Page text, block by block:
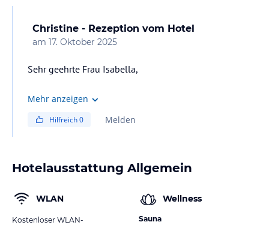
Christine - Rezeption vom Hotel
am 17. Oktober 2025
Sehr geehrte Frau Isabella,
ein großes Bier kostet aktuell € 5,50;
eine Limo (Cola, Frucade, Almdudler) € 3,50.
Mehr anzeigen
Hilfreich0 Melden
Hotelausstattung Allgemein
WLAN
Kostenloser WLAN-
Wellness
Sauna